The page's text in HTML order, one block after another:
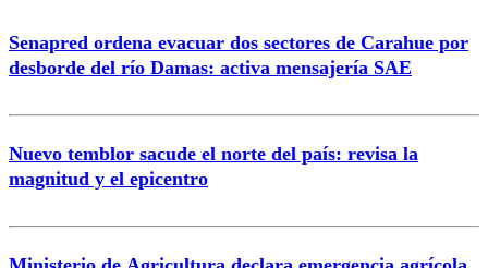
Correo
Senapred ordena evacuar dos sectores de Carahue por
desborde del río Damas: activa mensajería SAE
Nuevo temblor sacude el norte del país: revisa la
magnitud y el epicentro